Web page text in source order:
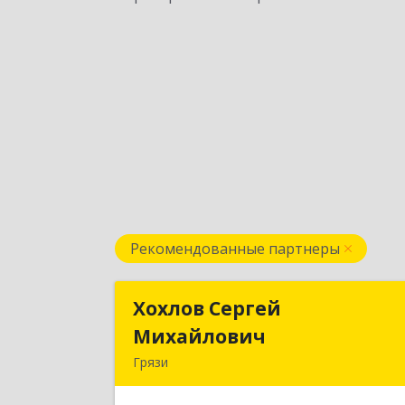
Рекомендованные партнеры
Хохлов Сергей
Михайлович
Грязи
Хохлов Сергей